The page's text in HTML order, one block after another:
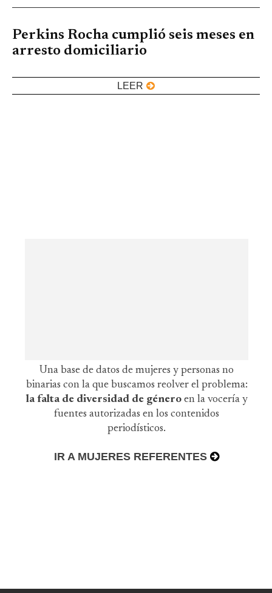
Perkins Rocha cumplió seis meses en
arresto domiciliario
LEER
Una base de datos de mujeres y personas no
binarias con la que buscamos reolver el problema:
la falta de diversidad de género en la vocería y
fuentes autorizadas en los contenidos
periodísticos.
IR A MUJERES REFERENTES